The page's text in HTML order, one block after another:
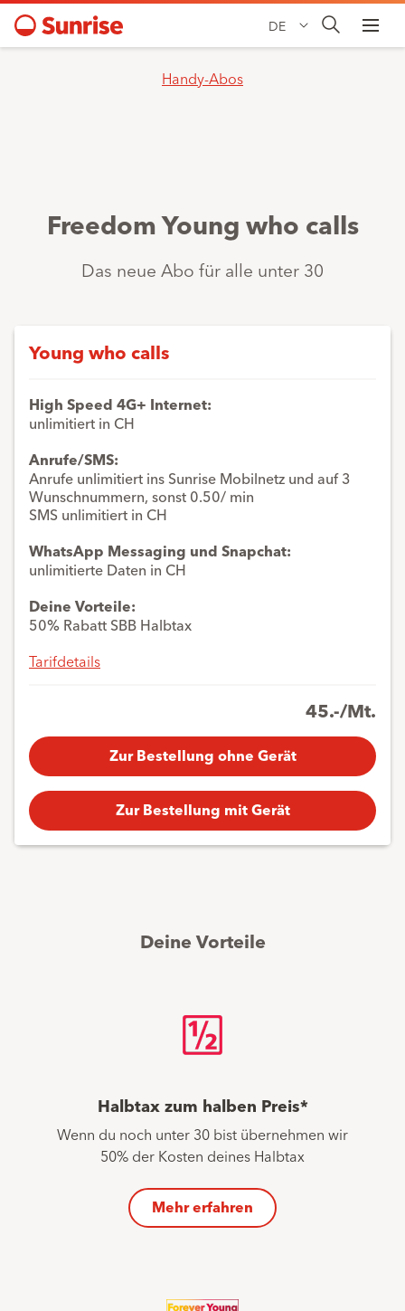
DE
Handy-Abos
Freedom Young who calls
Das neue Abo für alle unter 30
Young who calls
High Speed 4G+ Internet:
unlimitiert in CH
Anrufe/SMS:
Anrufe unlimitiert ins Sunrise Mobilnetz und auf 3
Wunschnummern, sonst 0.50/ min
SMS unlimitiert in CH
WhatsApp Messaging und Snapchat:
unlimitierte Daten in CH
Deine Vorteile:
50% Rabatt SBB Halbtax
Tarifdetails
45.-/Mt.
Zur Bestellung ohne Gerät
Zur Bestellung mit Gerät
Deine Vorteile
Halbtax zum halben Preis*
Wenn du noch unter 30 bist übernehmen wir
50% der Kosten deines Halbtax
Mehr erfahren